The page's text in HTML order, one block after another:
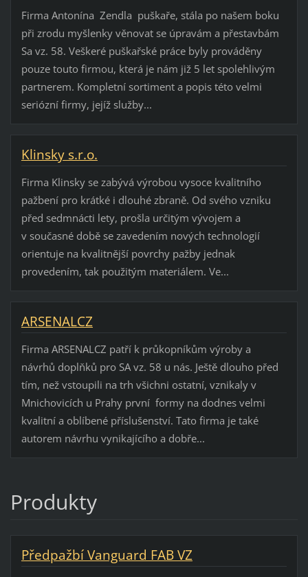
Firma Antonína Zendla puškaře, stála po našem boku
při zrodu myšlenky věnovat se úpravám a přestavbám
Sa vz. 58. Veškeré puškařské práce byly prováděny
pouze touto firmou, která je nám již 5 let spolehlivým
partnerem. Kompletní sortiment a popis této velmi
seriózní firmy, jejíž služby...
Klinsky s.r.o.
Firma Klinsky se zabývá výrobou vysoce kvalitního
pažbení pro krátké i dlouhé zbraně. Od svého vzniku
před sedmnácti lety, prošla určitým vývojem a
v současné době se zavedením nových technologií
orientuje na kvalitnější povrchy pažby jednak
provedením, tak použitým materiálem. Ve...
ARSENALCZ
Firma ARSENALCZ patří k průkopníkům výroby a
návrhů doplňků pro SA vz. 58 u nás. Ještě dlouho před
tím, než vstoupili na trh všichni ostatní, vznikaly v
Mnichovicích u Prahy první formy na dodnes velmi
kvalitní a oblíbené příslušenství. Tato firma je také
autorem návrhu vynikajícího a dobře...
Produkty
Předpažbí Vanguard FAB VZ